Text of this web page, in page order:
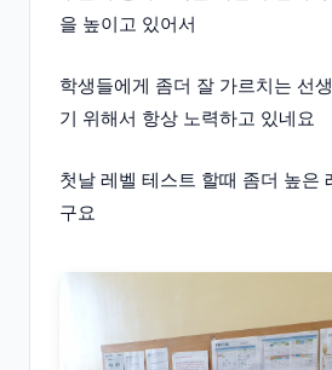
을 높이고 있어서
학생들에게 좀더 잘 가르치는 선
기 위해서 항상 노력하고 있네요
첫날 레벨 테스트 할때 좀더 높은
구요